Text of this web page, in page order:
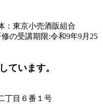
：東京小売酒販組合
の受講期限:令和9年9月25
ています。
丁目６番１号